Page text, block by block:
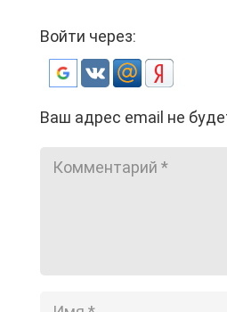
Войти через:
Ваш адрес email не